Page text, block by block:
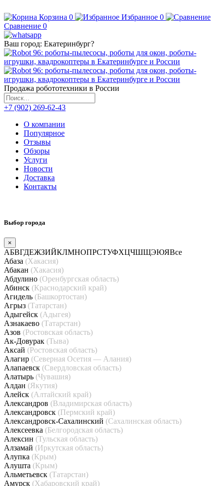
Корзина 0 Избранное 0
Сравнение 0
Ваш город: Екатеринбург?
Продажа робототехники в России
+7 (902) 269-62-43
О компании
Популярное
Отзывы
Обзоры
Услуги
Новости
Доставка
Контакты
Выбор города
×
АБВГДЕЖЗИЙКЛМНОПРСТУФХЦЧШЩЭЮЯВсе
Абаза (Хакасия)
Абакан (Хакасия)
Абдулино (Оренбургская область)
Абинск (Краснодарский край)
Агидель (Башкортостан)
Агрыз (Татарстан)
Адыгейск (Адыгея)
Азнакаево (Татарстан)
Азов (Ростовская область)
Ак-Довурак (Тыва)
Аксай (Ростовская область)
Алагир (Северная Осетия — Алания)
Алапаевск (Свердловская область)
Алатырь (Чувашия)
Алдан (Якутия)
Алейск (Алтайский край)
Александров (Владимирская область)
Александровск (Пермский край)
Александровск-Сахалинский (Сахалинская область)
Алексеевка (Белгородская область)
Алексин (Тульская область)
Алзамай (Иркутская область)
Алупка (Крым)
Алушта (Крым)
Альметьевск (Татарстан)
Амурск (Хабаровский край)